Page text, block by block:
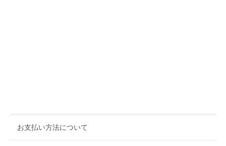
お支払い方法について